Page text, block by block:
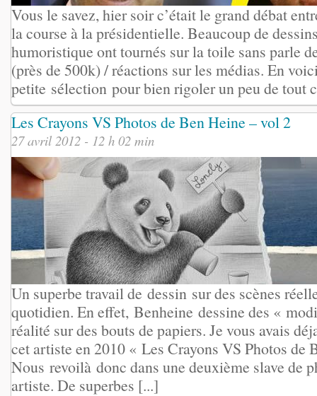
Vous le savez, hier soir c’était le grand débat
la course à la présidentielle. Beaucoup de
humoristique ont tournés sur la toile sans parle
(près de 500k) / réactions sur les médias. En
petite sélection pour bien rigoler un peu de tout
Les Crayons VS Photos de Ben Heine – vol 2
27 avril 2012 - 12 h 02 min
Un superbe travail de dessin sur des scènes
quotidien. En effet, Benheine dessine des «
réalité sur des bouts de papiers. Je vous avais
cet artiste en 2010 « Les Crayons VS Photos de
Nous revoilà donc dans une deuxième slave de
artiste. De superbes [...]